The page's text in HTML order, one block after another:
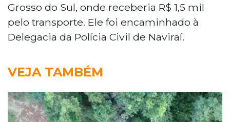
Grosso do Sul, onde receberia R$ 1,5 mil
pelo transporte. Ele foi encaminhado à
Delegacia da Polícia Civil de Naviraí.
VEJA TAMBÉM